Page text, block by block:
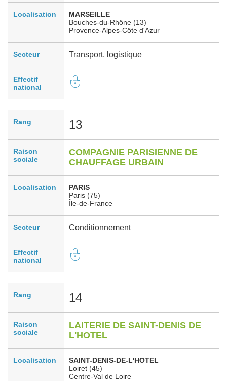
Localisation
MARSEILLE
Bouches-du-Rhône (13)
Provence-Alpes-Côte d'Azur
Secteur Transport, logistique
Effectif
national
Rang 13
Raison
sociale
COMPAGNIE PARISIENNE DE
CHAUFFAGE URBAIN
Localisation
PARIS
Paris (75)
Île-de-France
Secteur Conditionnement
Effectif
national
Rang 14
Raison
sociale
LAITERIE DE SAINT-DENIS DE
L'HOTEL
Localisation
SAINT-DENIS-DE-L'HOTEL
Loiret (45)
Centre-Val de Loire